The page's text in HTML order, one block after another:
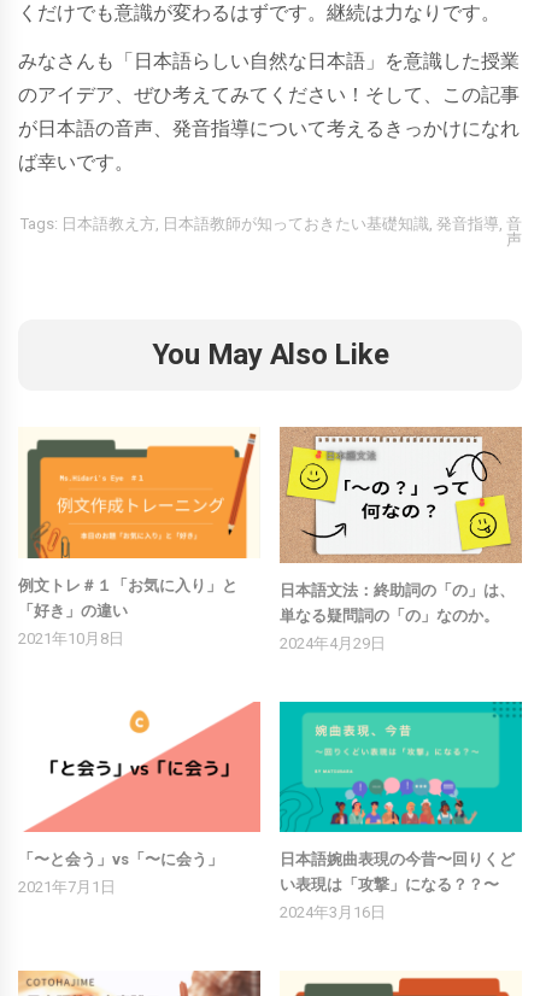
くだけでも意識が変わるはずです。継続は力なりです。
みなさんも「日本語らしい自然な日本語」を意識した授業
のアイデア、ぜひ考えてみてください！そして、この記事
が日本語の音声、発音指導について考えるきっかけになれ
ば幸いです。
Tags: 日本語教え方, 日本語教師が知っておきたい基礎知識, 発音指導, 音
声
You May Also Like
例文トレ＃１「お気に入り」と
「好き」の違い
2021年10月8日
日本語文法：終助詞の「の」は、
単なる疑問詞の「の」なのか。
2024年4月29日
「〜と会う」vs「〜に会う」
2021年7月1日
日本語婉曲表現の今昔〜回りくど
い表現は「攻撃」になる？？〜
2024年3月16日